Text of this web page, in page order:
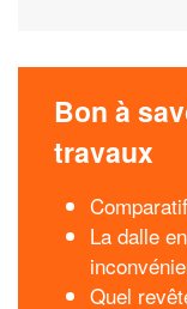
Bon à
travaux
La dalle
Quel